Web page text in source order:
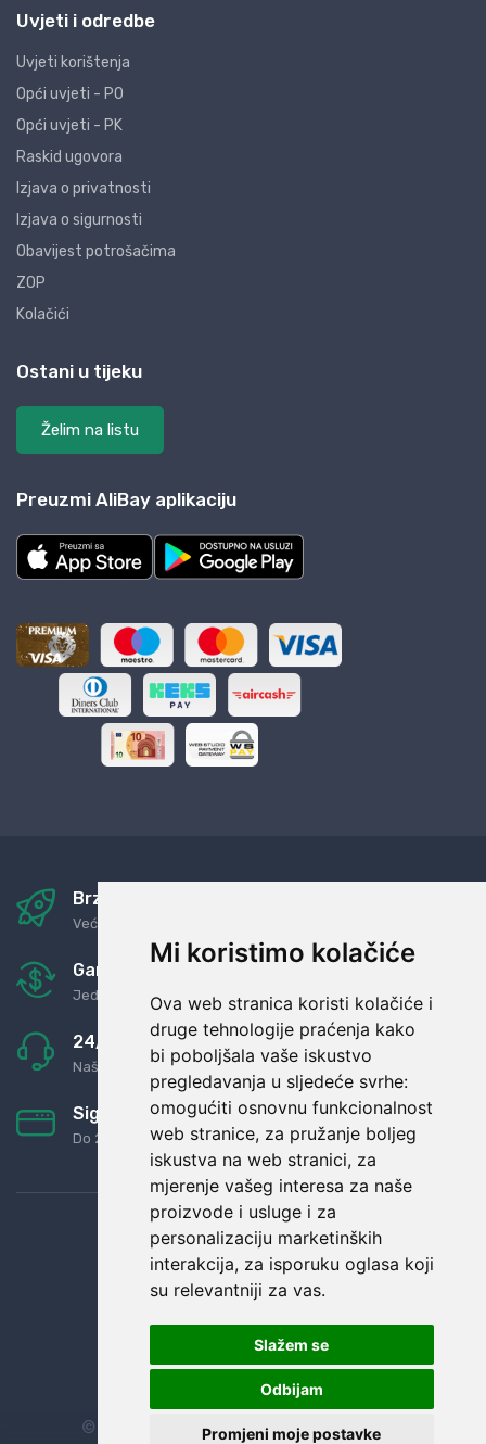
Mi koristimo kolačiće
Ova web stranica koristi kolačiće i
druge tehnologije praćenja kako
bi poboljšala vaše iskustvo
pregledavanja u sljedeće svrhe:
omogućiti osnovnu funkcionalnost
web stranice, za pružanje boljeg
iskustva na web stranici, za
mjerenje vašeg interesa za naše
proizvode i usluge i za
personalizaciju marketinških
interakcija, za isporuku oglasa koji
su relevantniji za vas.
Slažem se
Odbijam
Promjeni moje postavke
Uvjeti i odredbe
Uvjeti korištenja
Opći uvjeti - PO
Opći uvjeti - PK
Raskid ugovora
Izjava o privatnosti
Izjava o sigurnosti
Obavijest potrošačima
ZOP
Kolačići
Ostani u tijeku
Želim na listu
Preuzmi AliBay aplikaciju
Brza i sigurna dostava
Već za nekoliko dana kod vas
Garancija u povrat novaca
Jednostavno pravilo: Roba za novac
24/7 odlična podrška
Naši agenti uvijek na raspolaganju
Sigurno obročno plaćanje
Do 24 rata bez kamata
© Sva prava zadržana. Dopi grupa d.o.o.